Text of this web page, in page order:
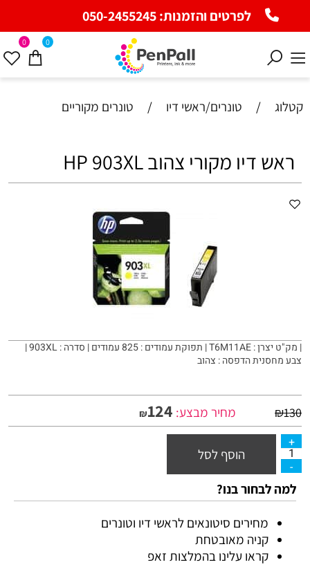
לפרטים והזמנות:050-2455245
0 0
קטלוג / טונרים/ראשי דיו / טונרים מקוריים
ראש דיו מקורי צהוב HP 903XL
| מק"ט יצרן : T6M11AE | תפוקת עמודים : 825 עמודים | סדרה : 903XL |
צבע מחסנית הדפסה : צהוב
₪130 מחיר מבצע: ₪124
הוסף לסל
למה לבחור בנו?
מחירים סיטונאים לראשי דיו וטונרים
קניה מאובטחת
קראו עלינו בהמלצות זאפ